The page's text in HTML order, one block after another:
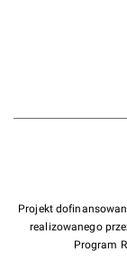
Projekt
realizowanego
Program